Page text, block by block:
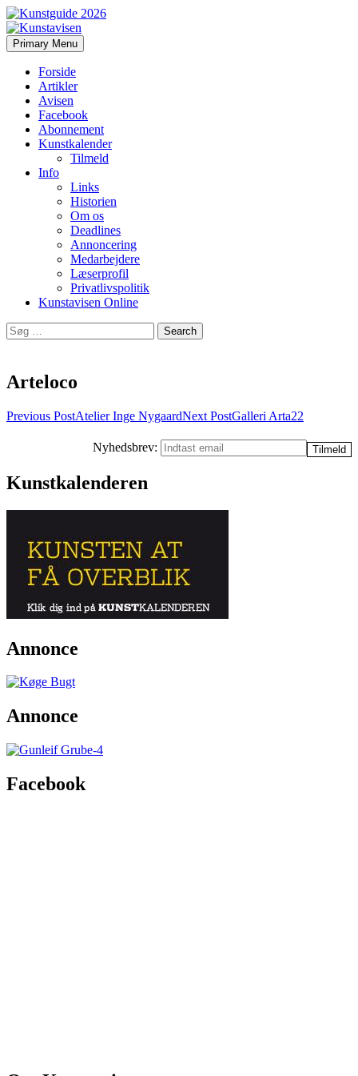
Kunstavisen
Search
Primary Menu Skip
to
Forside
Artikler
Avisen
Facebook
Abonnement
Kunstkalender
Tilmeld
Info
Links
Historien
Om os
Deadlines
Annoncering
Medarbejdere
Læserprofil
Privatlivspolitik
Kunstavisen Online
Search
for:
Arteloco
Post
Previous PostAtelier Inge NygaardNext PostGalleri Arta22
Nyhedsbrev:
Kunstkalenderen
Annonce
Annonce
Facebook